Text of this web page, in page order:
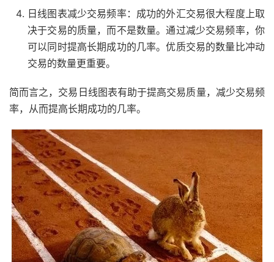
日线图表减少交易频率：成功的外汇交易很大程度上取
决于交易的质量，而不是数量。通过减少交易频率，你
可以同时提高长期成功的几率。优质交易的数量比冲动
交易的数量更重要。
简而言之，交易日线图表有助于提高交易质量，减少交易频
率，从而提高长期成功的几率。